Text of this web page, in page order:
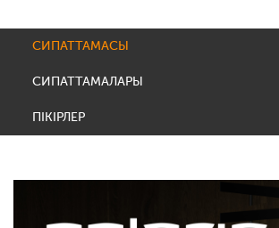
СИПАТТАМАСЫ
СИПАТТАМАЛАРЫ
ПІКІРЛЕР